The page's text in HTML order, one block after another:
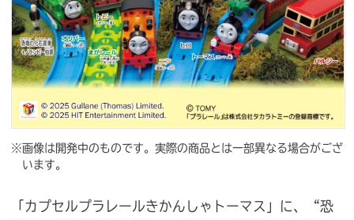
※画像は開発中のものです。実際の商品とは一部異なる場合がござ
います。
「カプセルプラレールきかんしゃトーマス」に、“恐